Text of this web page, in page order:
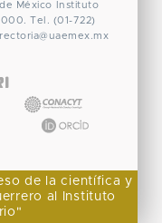
México
Instituto
Tel. (01-722)
rectoria@uaemex.mx
de la científica y
al Instituto